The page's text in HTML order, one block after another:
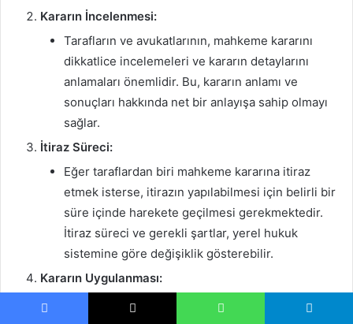
Kararın İncelenmesi:
Tarafların ve avukatlarının, mahkeme kararını
dikkatlice incelemeleri ve kararın detaylarını
anlamaları önemlidir. Bu, kararın anlamı ve
sonuçları hakkında net bir anlayışa sahip olmayı
sağlar.
İtiraz Süreci:
Eğer taraflardan biri mahkeme kararına itiraz
etmek isterse, itirazın yapılabilmesi için belirli bir
süre içinde harekete geçilmesi gerekmektedir.
İtiraz süreci ve gerekli şartlar, yerel hukuk
sistemine göre değişiklik gösterebilir.
Kararın Uygulanması:
Mahkeme kararının uygulanması için gerekli